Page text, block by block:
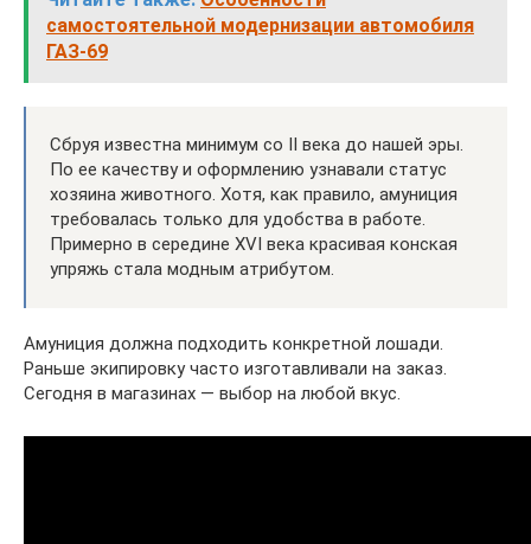
самостоятельной модернизации автомобиля
ГАЗ-69
Сбруя известна минимум со II века до нашей эры.
По ее качеству и оформлению узнавали статус
хозяина животного. Хотя, как правило, амуниция
требовалась только для удобства в работе.
Примерно в середине XVI века красивая конская
упряжь стала модным атрибутом.
Амуниция должна подходить конкретной лошади.
Раньше экипировку часто изготавливали на заказ.
Сегодня в магазинах — выбор на любой вкус.